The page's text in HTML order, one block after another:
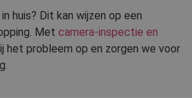
huis? Dit kan wijzen op een
Met camera-inspectie en
het probleem op en zorgen we voor